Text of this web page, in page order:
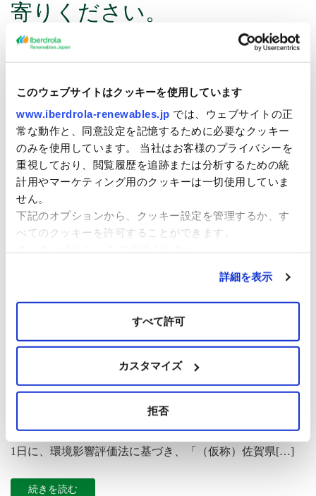
このウェブサイトはクッキーを使用しています
www.iberdrola-renewables.jp では、ウェブサイトの正
常な動作と、同意設定を記憶するために必要なクッキー
のみを使用しています。 当社はお客様のプライバシーを
重視しており、閲覧履歴を追跡または分析するための統
計用やマーケティング用のクッキーは一切使用していま
せん。
下記のオプションから、クッキー設定を管理するか、す
べてのクッキーを許可することができます。
詳細を表示
すべて許可
カスタマイズ
拒否
寄りください。
2月 15, 2023
テ
リ
ー
料電池、太陽光発電、二次電池、スマートグリッド、洋上
風力、バイオマス発電、ゼロエミッション火力などあらゆ
る技術が出展し、世界各国から専門家が来場する展示会で
す。 ■Sp[…]
続きを読む
（仮称）佐賀県北部海域洋上
風力発電事業に係る「計画段
階環境配慮書」の 送付および
縦覧について
テ
ー
カテゴリーなし
隆、以下「大阪ガス」）と佐賀洋上風力発電株式会社（代
表取締役：大橋純、以下「佐賀洋上風力発電」）は、10月
1日に、環境影響評価法に基づき、「（仮称）佐賀県[…]
続きを読む